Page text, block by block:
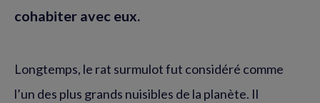
cohabiter avec eux.
Longtemps, le rat surmulot fut considéré comme
l’un des plus grands nuisibles de la planète. Il